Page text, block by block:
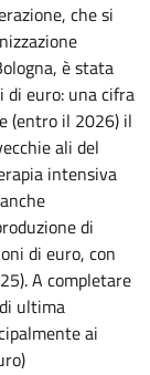
che si
è stata
di euro: una cifra
(entro il 2026) il
ali del
intensiva
di
di euro, con
A completare
ultima
ai